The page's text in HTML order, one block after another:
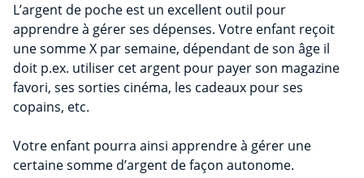
L’argent de poche est un excellent outil pour
apprendre à gérer ses dépenses. Votre enfant reçoit
une somme X par semaine, dépendant de son âge il
doit p.ex. utiliser cet argent pour payer son magazine
favori, ses sorties cinéma, les cadeaux pour ses
copains, etc.
Votre enfant pourra ainsi apprendre à gérer une
certaine somme d’argent de façon autonome.